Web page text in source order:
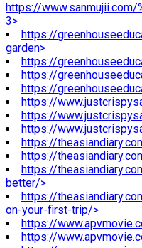
https://www.sanmujii.com/
3>
https://
garden>
https://
https://
https://
https://
https://
https://
https://
https://
https://
better/>
https://
on-your-first-trip/>
https://
https://